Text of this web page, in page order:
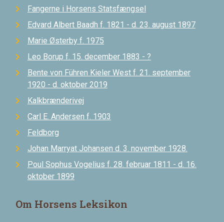
Fangerne i Horsens Statsfængsel
Edvard Albert Baadh f. 1821 - d. 23. august 1897
Marie Østerby f. 1975
Leo Borup f. 15. december 1883 - ?
Bente von Führen Kieler West f. 21. september
1920 - d. oktober 2019
Kalkbrænderivej
Carl E. Andersen f. 1903
Feldborg
Johan Marryat Johansen d. 3. november 1928.
Poul Sophus Vogelius f. 28. februar 1811 - d. 16.
oktober 1899
Om Horsens Leksikon